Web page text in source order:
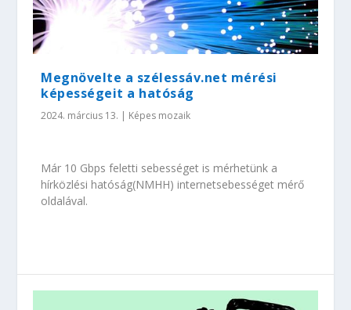
Megnövelte a szélessáv.net mérési
képességeit a hatóság
2024. március 13. | Képes mozaik
Már 10 Gbps feletti sebességet is mérhetünk a
hírközlési hatóság(NMHH) internetsebességet mérő
oldalával.